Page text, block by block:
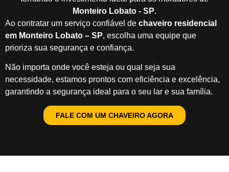
Monteiro Lobato - SP.
Ao contratar um serviço confiável de chaveiro residencial
em Monteiro Lobato – SP, escolha uma equipe que
prioriza sua segurança e confiança.
Não importa onde você esteja ou qual seja sua
necessidade, estamos prontos com eficiência e excelência,
garantindo a segurança ideal para o seu lar e sua família.
FALE COM UM CHAVEIRO AGORA